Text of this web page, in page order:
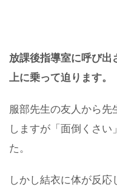
放課後指導室に呼び出
上に乗って迫ります。
服部先生の友人から先
しますが「面倒くさ
た。
しかし結衣に体が反